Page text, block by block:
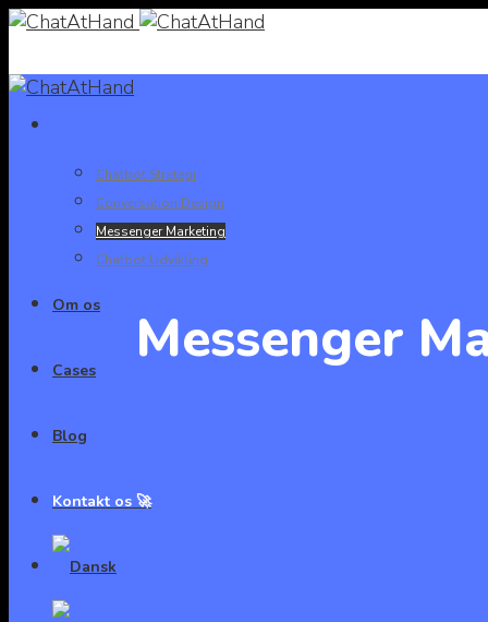
Chatbot Strategi
Conversation Design
Messenger Marketing
Chatbot Udvikling
Om os
Cases
Blog
Kontakt os 🚀
Messenger